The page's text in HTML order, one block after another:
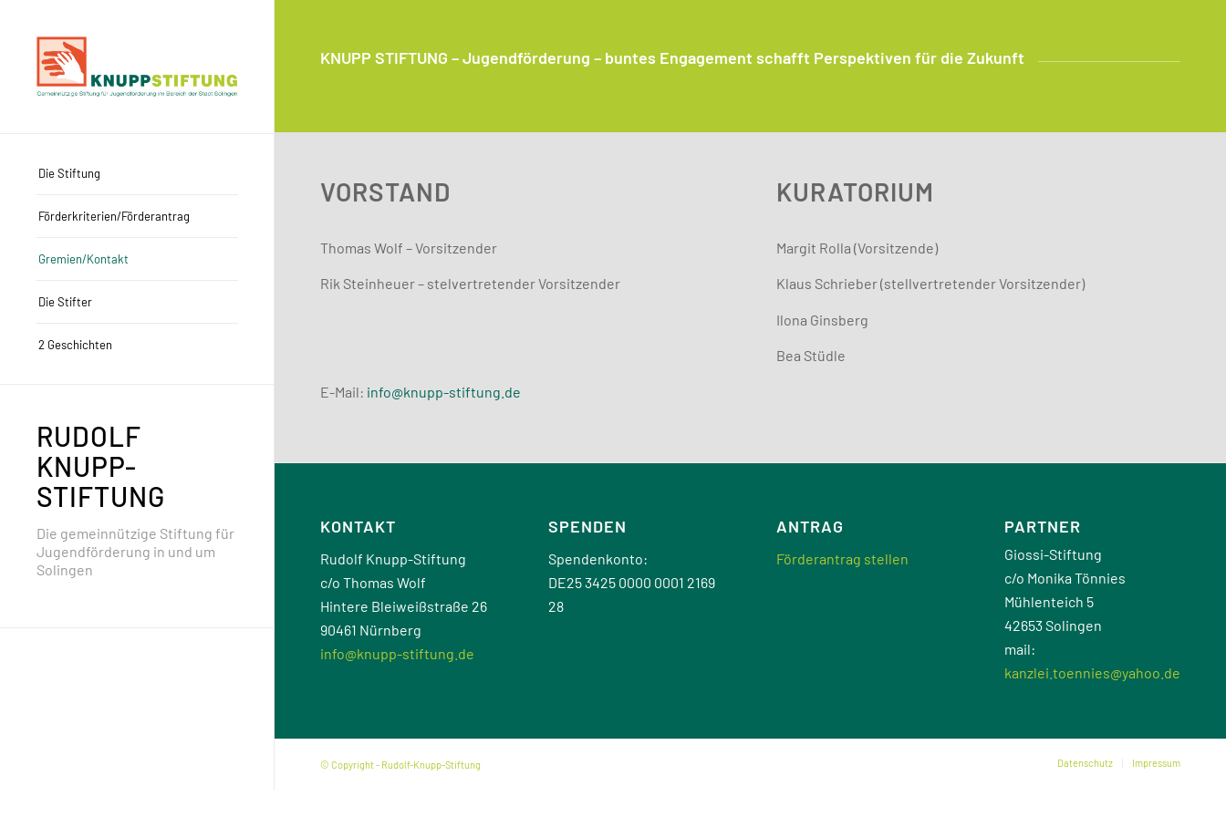
Die Stiftung
Förderkriterien/Förderantrag
Gremien/Kontakt
Die Stifter
2 Geschichten
RUDOLF
KNUPP-
STIFTUNG
Die gemeinnützige Stiftung für
Jugendförderung in und um
Solingen
KNUPP STIFTUNG – Jugendförderung – buntes Engagement schafft Perspektiven für die Zukunft
VORSTAND
Thomas Wolf – Vorsitzender
Rik Steinheuer – stelvertretender Vorsitzender
KURATORIUM
Margit Rolla (Vorsitzende)
Klaus Schrieber (stellvertretender Vorsitzender)
Ilona Ginsberg
Bea Stüdle
E-Mail: info@knupp-stiftung.de
KONTAKT
Rudolf Knupp-Stiftung
c/o Thomas Wolf
Hintere Bleiweißstraße 26
90461 Nürnberg
info@knupp-stiftung.de
SPENDEN
Spendenkonto:
DE25 3425 0000 0001 2169
28
ANTRAG
Förderantrag stellen
PARTNER
Giossi-Stiftung
c/o Monika Tönnies
Mühlenteich 5
42653 Solingen
mail:
kanzlei.toennies@yahoo.de
© Copyright - Rudolf-Knupp-Stiftung Datenschutz Impressum